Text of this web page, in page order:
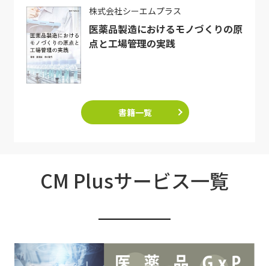
株式会社シーエムプラス
医薬品製造におけるモノづくりの原
点と工場管理の実践
書籍一覧
CM Plusサービス一覧